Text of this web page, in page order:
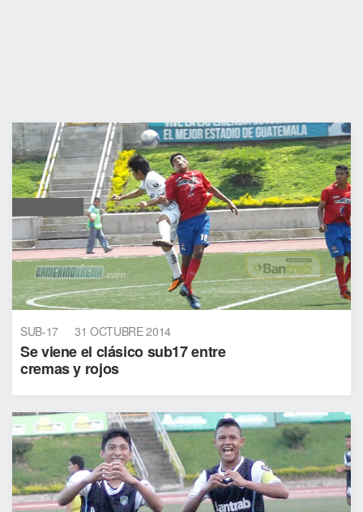
SUB-17 31 OCTUBRE 2014
Se viene el clásico sub17 entre
cremas y rojos